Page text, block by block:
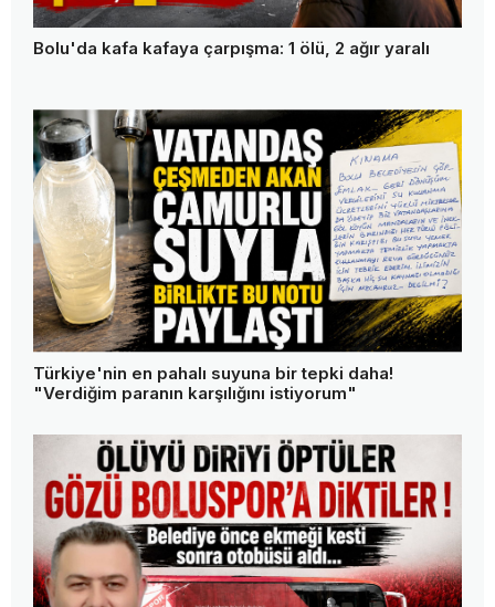
Bolu'da kafa kafaya çarpışma: 1 ölü, 2 ağır yaralı
Türkiye'nin en pahalı suyuna bir tepki daha!
"Verdiğim paranın karşılığını istiyorum"